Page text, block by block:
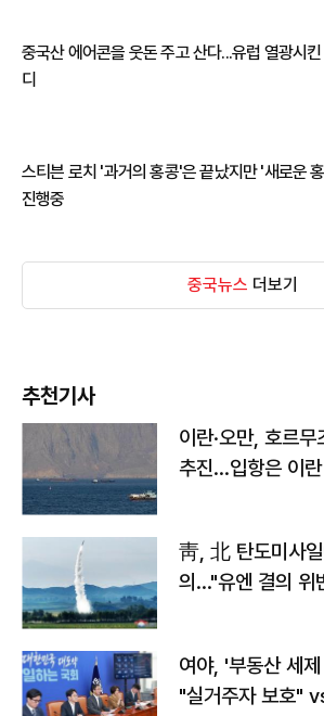
중국산 에어콘을 웃돈 주고 산다...유럽 열광시킨
디
스티븐 로치 '과거의 홍콩'은 끝났지만 '새로운
진행중
중국뉴스 더보기
추천기사
이란·오만, 호르
추진…입항은 이란
靑, 北 탄도미사
의…"유엔 결의 위
여야, '부동산 세
"실거주자 보호"